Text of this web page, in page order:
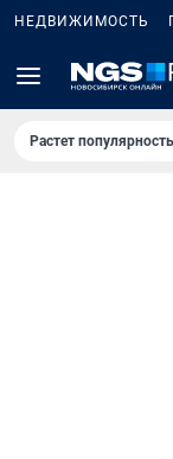
НЕДВИЖИМОСТЬ
Растет